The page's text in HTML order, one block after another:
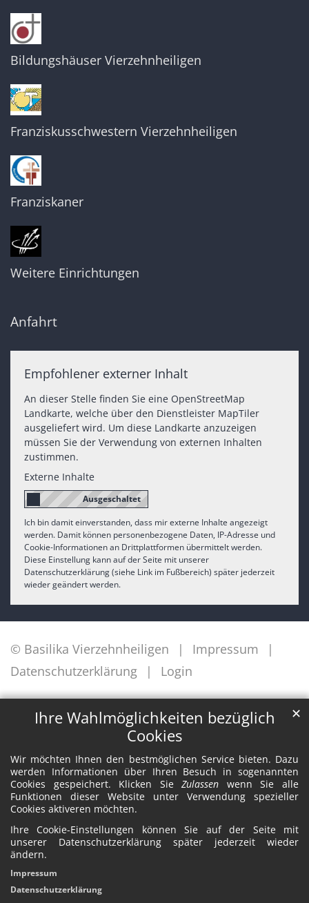
Ihre Wahlmöglichkeiten bezüglich
Cookies
Wir möchten Ihnen den bestmöglichen Service bieten. Dazu
werden Informationen über Ihren Besuch in sogenannten
Cookies gespeichert. Klicken SieZulassen wenn Sie alle
Funktionen dieser Website unter Verwendung spezieller
Cookies aktiveren möchten.
Ihre Cookie-Einstellungen können Sie auf der Seite mit
unserer Datenschutzerklärung später jederzeit wieder
ändern.
✕
Impressum
Datenschutzerklärung
Bildungshäuser Vierzehnheiligen
Franziskusschwestern Vierzehnheiligen
Franziskaner
Weitere Einrichtungen
Anfahrt
Empfohlener externer Inhalt
An dieser Stelle finden Sie eine OpenStreetMap
Landkarte, welche über den Dienstleister MapTiler
ausgeliefert wird. Um diese Landkarte anzuzeigen
müssen Sie der Verwendung von externen Inhalten
zustimmen.
Externe Inhalte
Ich bin damit einverstanden, dass mir externe Inhalte angezeigt
werden. Damit können personenbezogene Daten, IP-Adresse und
Cookie-Informationen an Drittplattformen übermittelt werden.
Diese Einstellung kann auf der Seite mit unserer
Datenschutzerklärung (siehe Link im Fußbereich) später jederzeit
wieder geändert werden.
© Basilika Vierzehnheiligen
Impressum
Datenschutzerklärung
Login